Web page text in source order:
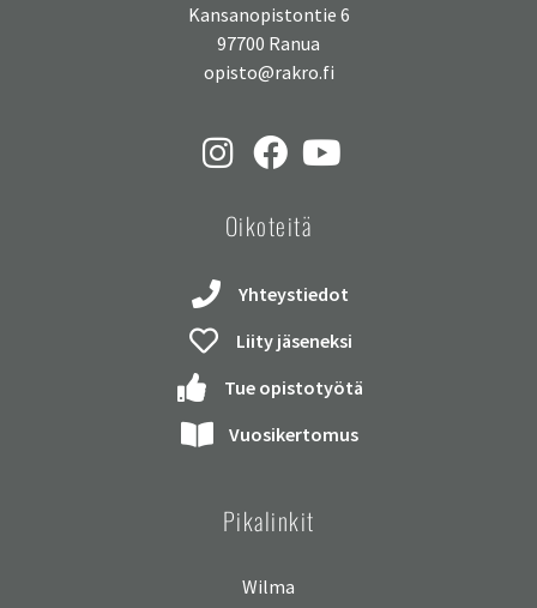
Kansanopistontie 6
97700 Ranua
opisto@rakro.fi
Oikoteitä
Yhteystiedot
Liity jäseneksi
Tue opistotyötä
Vuosikertomus
Pikalinkit
Wilma